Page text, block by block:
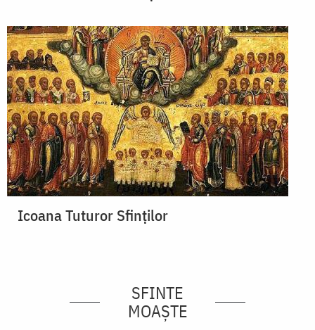
Icoana Tuturor Sfinților
SFINTE
MOAȘTE